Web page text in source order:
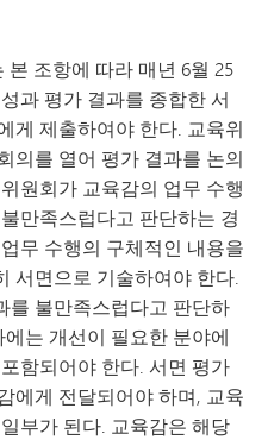
본 조항에 따라 매년 6월 25
과 평가 결과를 종합한 서
게 제출하여야 한다. 교육위
의를 열어 평가 결과를 논의
원회가 교육감의 업무 수행
만족스럽다고 판단하는 경
무 수행의 구체적인 내용을
서면으로 기술하여야 한다.
를 불만족스럽다고 판단하
는 개선이 필요한 분야에
함되어야 한다. 서면 평가
에게 전달되어야 하며, 교육
부가 된다. 교육감은 해당